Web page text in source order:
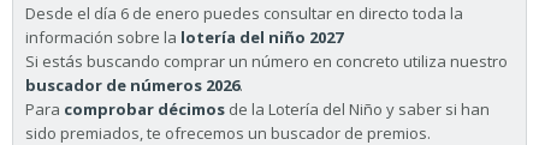
Desde el día 6 de enero puedes consultar en directo toda la
información sobre la lotería del niño 2027
Si estás buscando comprar un número en concreto utiliza nuestro
buscador de números 2026.
Para comprobar décimos de la Lotería del Niño y saber si han
sido premiados, te ofrecemos un buscador de premios.